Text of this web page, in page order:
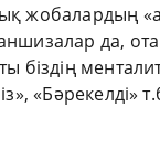
жобалардың
да,
біздің
«Бәрекелді»